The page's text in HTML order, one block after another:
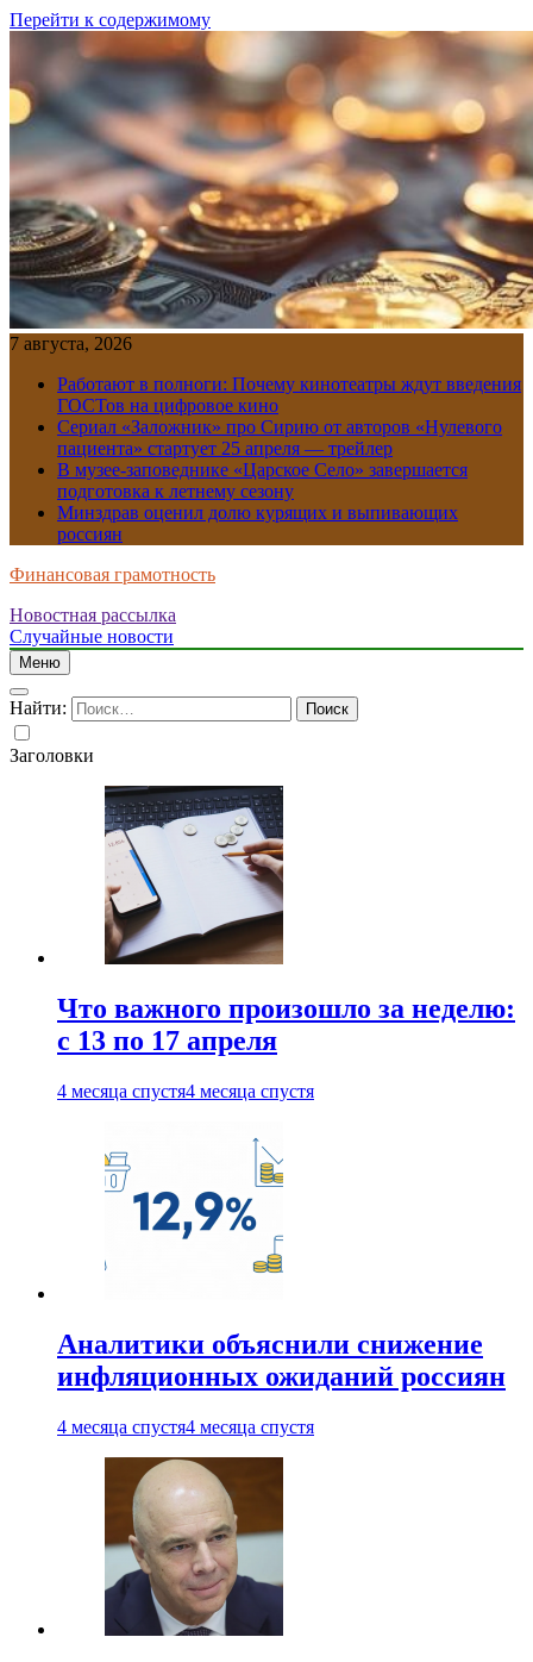
Перейти к содержимому
7 августа, 2026
Работают в полноги: Почему кинотеатры ждут введения
ГОСТов на цифровое кино
Сериал «Заложник» про Сирию от авторов «Нулевого
пациента» стартует 25 апреля — трейлер
В музее-заповеднике «Царское Село» завершается
подготовка к летнему сезону
Минздрав оценил долю курящих и выпивающих
россиян
Финансовая грамотность
Новостная рассылка
Случайные новости
Меню
Найти:
Заголовки
Что важного произошло за неделю:
с 13 по 17 апреля
4 месяца спустя4 месяца спустя
Аналитики объяснили снижение
инфляционных ожиданий россиян
4 месяца спустя4 месяца спустя